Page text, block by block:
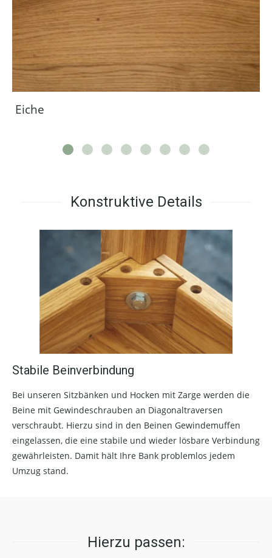
Eiche
Konstruktive Details
Stabile Beinverbindung
Bei unseren Sitzbänken und Hocken mit Zarge werden die
Beine mit Gewindeschrauben an Diagonaltraversen
verschraubt. Hierzu sind in den Beinen Gewindemuffen
eingelassen, die eine stabile und wieder lösbare Verbindung
gewährleisten. Damit hält Ihre Bank problemlos jedem
Umzug stand.
Hierzu passen: